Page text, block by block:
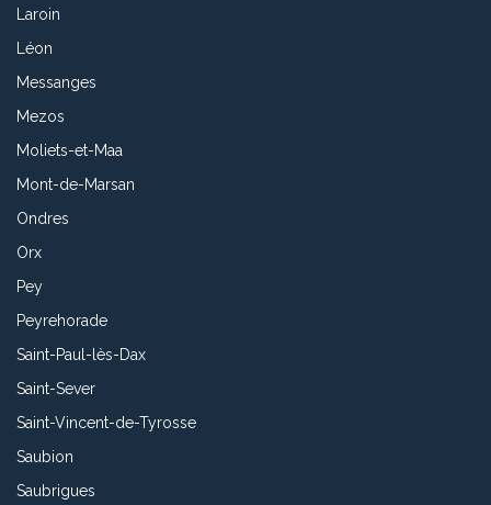
Laroin
Léon
Messanges
Mezos
Moliets-et-Maa
Mont-de-Marsan
Ondres
Orx
Pey
Peyrehorade
Saint-Paul-lès-Dax
Saint-Sever
Saint-Vincent-de-Tyrosse
Saubion
Saubrigues